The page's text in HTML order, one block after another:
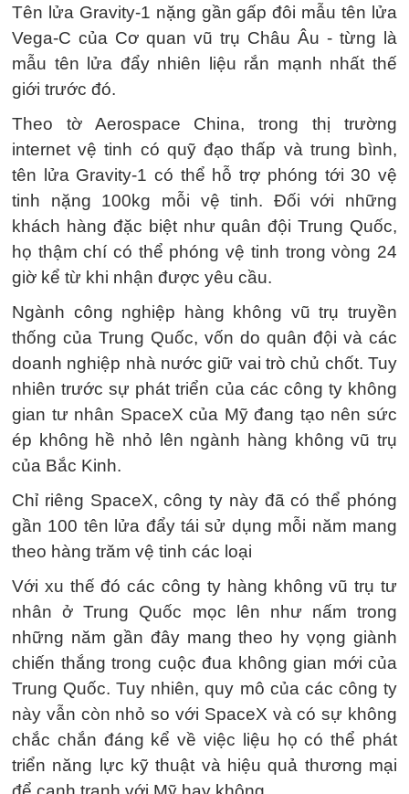
Tên lửa Gravity-1 nặng gần gấp đôi mẫu tên lửa
Vega-C của Cơ quan vũ trụ Châu Âu - từng là
mẫu tên lửa đẩy nhiên liệu rắn mạnh nhất thế
giới trước đó.
Theo tờ Aerospace China, trong thị trường
internet vệ tinh có quỹ đạo thấp và trung bình,
tên lửa Gravity-1 có thể hỗ trợ phóng tới 30 vệ
tinh nặng 100kg mỗi vệ tinh. Đối với những
khách hàng đặc biệt như quân đội Trung Quốc,
họ thậm chí có thể phóng vệ tinh trong vòng 24
giờ kể từ khi nhận được yêu cầu.
Ngành công nghiệp hàng không vũ trụ truyền
thống của Trung Quốc, vốn do quân đội và các
doanh nghiệp nhà nước giữ vai trò chủ chốt. Tuy
nhiên trước sự phát triển của các công ty không
gian tư nhân SpaceX của Mỹ đang tạo nên sức
ép không hề nhỏ lên ngành hàng không vũ trụ
của Bắc Kinh.
Chỉ riêng SpaceX, công ty này đã có thể phóng
gần 100 tên lửa đẩy tái sử dụng mỗi năm mang
theo hàng trăm vệ tinh các loại
Với xu thế đó các công ty hàng không vũ trụ tư
nhân ở Trung Quốc mọc lên như nấm trong
những năm gần đây mang theo hy vọng giành
chiến thắng trong cuộc đua không gian mới của
Trung Quốc. Tuy nhiên, quy mô của các công ty
này vẫn còn nhỏ so với SpaceX và có sự không
chắc chắn đáng kể về việc liệu họ có thể phát
triển năng lực kỹ thuật và hiệu quả thương mại